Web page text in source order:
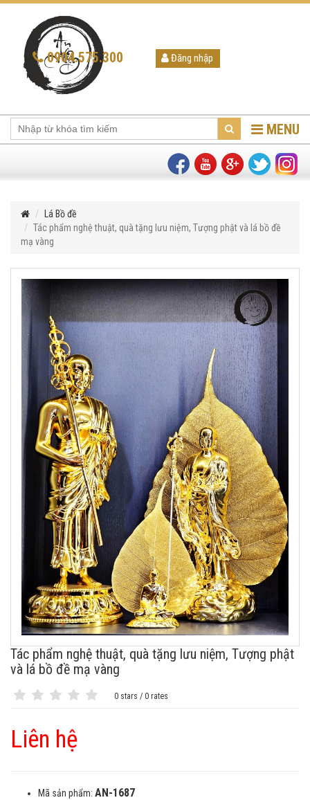
0904.575.300 Đăng nhập
MENU
Lá Bồ đề
Tác phẩm nghệ thuật, quà tặng lưu niệm, Tượng phật và lá bồ đề
mạ vàng
Tác phẩm nghệ thuật, quà tặng lưu niệm, Tượng phật
và lá bồ đề mạ vàng
0 stars / 0 rates
Liên hệ
Mã sản phẩm: AN-1687